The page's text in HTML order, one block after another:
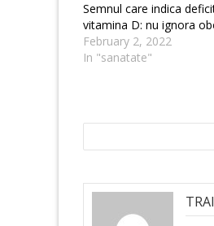
Semnul care indica
vitamina D: nu ignora
February 2, 2022
In "sanatate"